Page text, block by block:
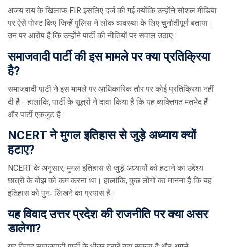
अजय राय के खिलाफ FIR इसलिए दर्ज की गई क्योंकि उन्होंने सोशल मीडिया
पर ऐसे पोस्ट किए जिन्हें पुलिस ने लोक व्यवस्था के लिए चुनौतीपूर्ण बताया।
उन पर आरोप है कि उन्होंने पार्टी की नीतियों पर सवाल उठाए।
समाजवादी पार्टी की इस मामले पर क्या प्रतिक्रिया
है?
समाजवादी पार्टी ने इस मामले पर आधिकारिक तौर पर कोई प्रतिक्रिया नहीं
दी है। हालांकि, पार्टी के सूत्रों ने दावा किया है कि यह व्यक्तिगत मतभेद हैं
और पार्टी एकजुट है।
NCERT ने मुगल इतिहास से जुड़े अध्याय क्यों
हटाए?
NCERT के अनुसार, मुगल इतिहास से जुड़े अध्यायों को हटाने का उद्देश्य
छात्रों के बोझ को कम करना था। हालांकि, कुछ लोगों का मानना है कि यह
इतिहास को पुनः लिखने का प्रयास है।
यह विवाद उत्तर प्रदेश की राजनीति पर क्या असर
डालेगा?